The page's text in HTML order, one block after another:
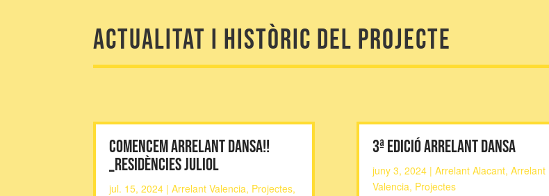
Actualitat i històric del projecte
COMENCEM ARRELANT DANSA!!
_residències juliol
jul. 15, 2024 |Arrelant Valencia, Projectes,
3ª EDICIÓ ARRELANT DANSA
juny 3, 2024| Arrelant Alacant, Arrelant
Valencia, Projectes